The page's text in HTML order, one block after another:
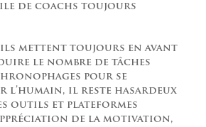
de coachs toujours
mettent toujours en avant
le nombre de tâches
pour se
l’humain, il reste hasardeux
outils et plateformes
de la motivation,